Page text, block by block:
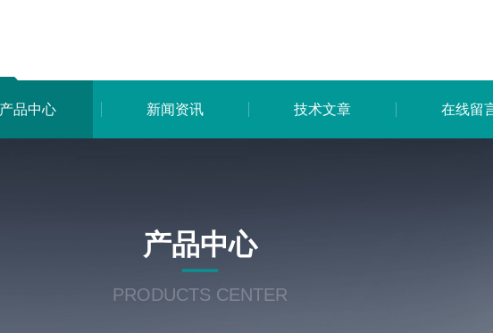
产品中心 新闻资讯 技术文章 在线留
产品中心
PRODUCTS CENTER